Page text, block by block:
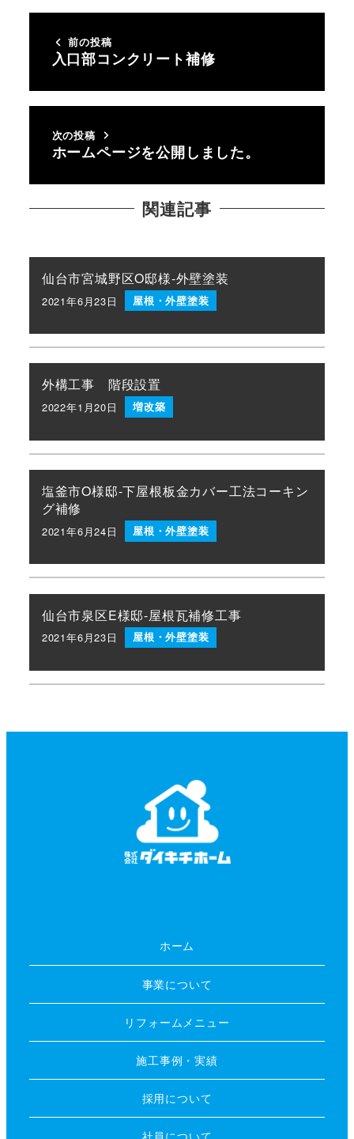
前の投稿
入口部コンクリート補修
次の投稿
ホームページを公開しました。
関連記事
仙台市宮城野区O邸様-外壁塗装
投稿日
2021年6月23日 屋根・外壁塗装
外構工事 階段設置
投稿日
2022年1月20日 増改築
塩釜市O様邸-下屋根板金カバー工法コーキン
グ補修
投稿日
2021年6月24日 屋根・外壁塗装
仙台市泉区E様邸-屋根瓦補修工事
投稿日
2021年6月23日 屋根・外壁塗装
ホーム
事業について
リフォームメニュー
施工事例・実績
採用について